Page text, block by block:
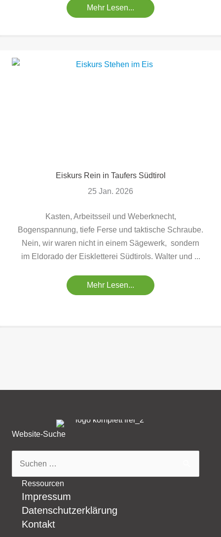
Mehr Lesen...
Eiskurs Rein in Taufers Südtirol
25 Jan. 2026
Kasten, Arbeitsseil und Weberknecht,
Bogenspannung, tiefe Ferse und taktische Schraube.
Nein, wir waren nicht in einem Sägewerk, sondern
im Eldorado der Eiskletterei Südtirols. Walter und ...
Mehr Lesen...
Website-Suche
Ressourcen
Impressum
Datenschutzerklärung
Kontakt